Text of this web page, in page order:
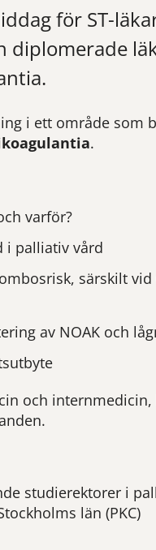
för ST-
diplomerade
i ett område som
.
varför?
i palliativ vård
särskilt vid
av NOAK och
och internmedicin,
studierektorer i
län (PKC)